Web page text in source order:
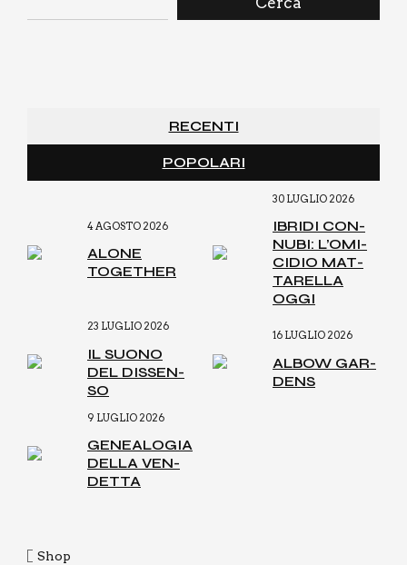
RECENTI
POPOLARI
4 AGOSTO 2026
ALO­NE
TOGE­THER
30 LUGLIO 2026
IBRI­DI CON­
NU­BI: L’O­MI­
CI­DIO MAT­
TA­REL­LA
OGGI
23 LUGLIO 2026
IL SUO­NO
DEL DIS­SEN­
SO
16 LUGLIO 2026
ALBOW GAR­
DENS
9 LUGLIO 2026
GENEA­LO­GIA
DEL­LA VEN­
DET­TA
Shop